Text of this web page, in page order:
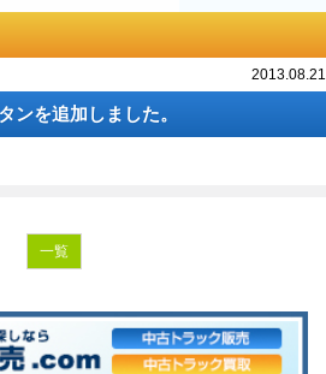
2013.08.21
ンを追加しました。
一覧